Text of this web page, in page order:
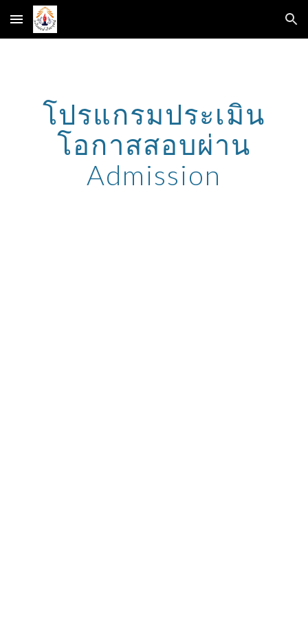
Skip to main content Skip to navigation
โปรแกรมประเมิน
โอกาสสอบผ่าน
Admission